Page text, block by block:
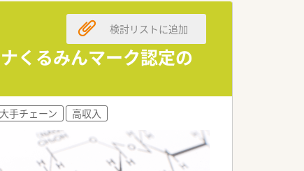
ております。
っています。
くるみんマーク認定の
検討リストに追加
大手チェーン 高収入